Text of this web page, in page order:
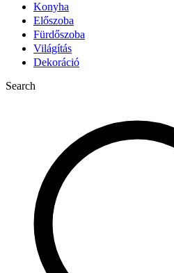
Konyha
Előszoba
Fürdőszoba
Világítás
Dekoráció
Search